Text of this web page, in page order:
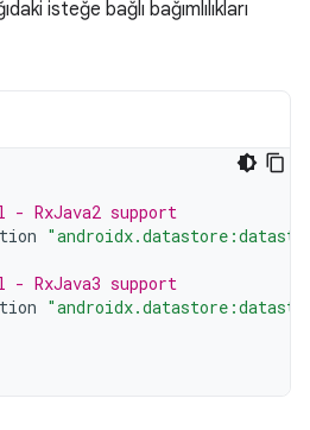
isteğe bağlı bağımlılıkları
RxJava2 support
RxJava3 support